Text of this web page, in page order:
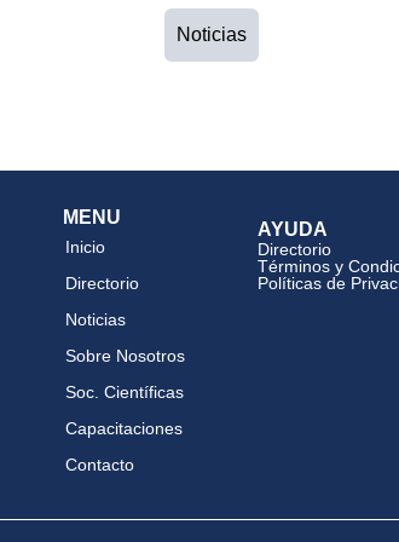
Noticias
MENU
Inicio
Directorio
Noticias
Sobre Nosotros
Soc. Científicas
Capacitaciones
Contacto
AYUDA
Directorio
Términos y
Políticas de